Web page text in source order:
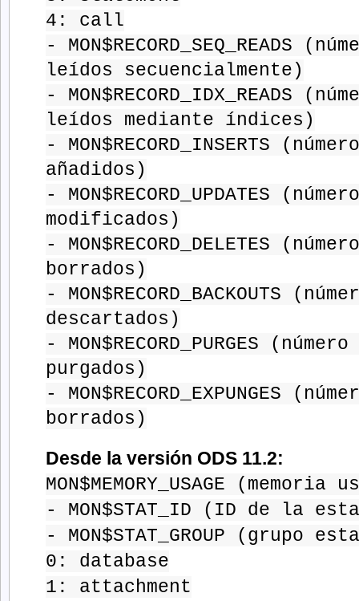
4: call
- MON$RECORD_SEQ_READS
leídos secuencialmente)
- MON$RECORD_IDX_READS
leídos mediante índices)
- MON$RECORD_INSERTS
añadidos)
- MON$RECORD_UPDATES
modificados)
- MON$RECORD_DELETES
borrados)
- MON$RECORD_BACKOUTS
descartados)
- MON$RECORD_PURGES
purgados)
- MON$RECORD_EXPUNGES
borrados)
Desde la versión ODS 11.2:
MON$MEMORY_USAGE (memoria
- MON$STAT_ID (ID de la
- MON$STAT_GROUP (grupo
0: database
1: attachment